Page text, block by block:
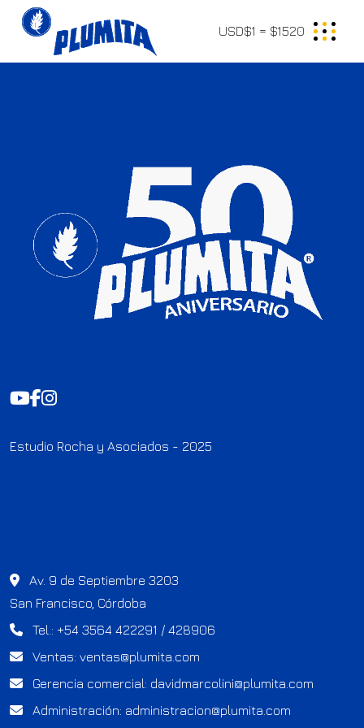
USD$1 = $1520
Estudio Rocha y Asociados - 2025
Av. 9 de Septiembre 3203
San Francisco, Córdoba
Tel.: +54 3564 422291 / 428906
Ventas: ventas@plumita.com
Gerencia comercial: davidmarcolini@plumita.com
Administración: administracion@plumita.com